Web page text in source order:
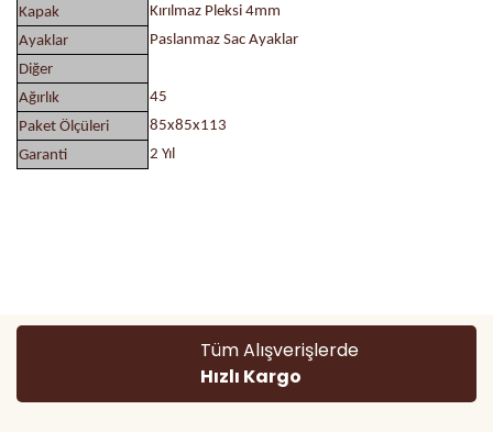
Kapak
Kırılmaz Pleksi 4mm
Ayaklar
Paslanmaz Sac Ayaklar
Diğer
Ağırlık
45
Paket Ölçüleri
85x85x113
Garanti
2 Yıl
Ürün resmi kalitesiz, bozuk veya görüntülenemiyor.
Ürün açıklamasında eksik bilgiler bulunuyor.
Ürün bilgilerinde hatalar bulunuyor.
Tüm Alışverişlerde
Hızlı Kargo